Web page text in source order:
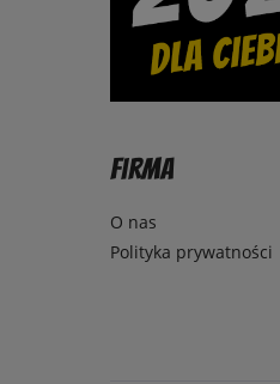
Firma
O nas
Polityka prywatności